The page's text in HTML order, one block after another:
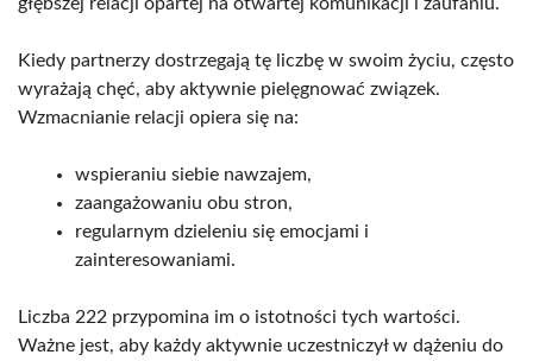
Kiedy partnerzy dostrzegają tę liczbę w swoim życiu, często
wyrażają chęć, aby aktywnie pielęgnować związek.
Wzmacnianie relacji opiera się na:
wspieraniu siebie nawzajem,
zaangażowaniu obu stron,
regularnym dzieleniu się emocjami i
zainteresowaniami.
Liczba 222 przypomina im o istotności tych wartości.
Ważne jest, aby każdy aktywnie uczestniczył w dążeniu do